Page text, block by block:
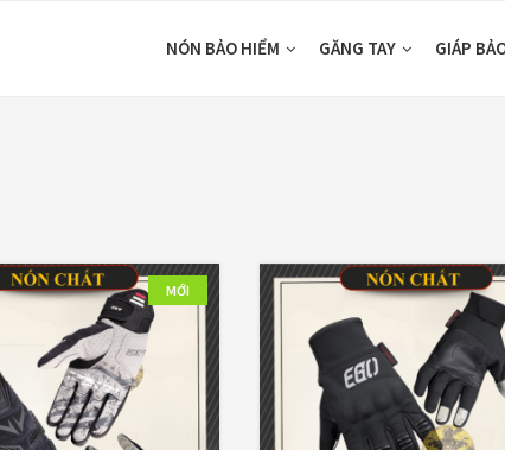
NÓN BẢO HIỂM GĂNG TAY GIÁP
1,190,000₫
Đen (3)
Đen đỏ (2)
Vàng (1)
MỚI